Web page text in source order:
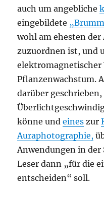
auch um angebliche
eingebildete
wohl am ehesten der
zuzuordnen ist, und
elektromagnetischer
Pflanzenwachstum.
darüber
könne undeines zur
Auraphotographie,
Anwendungen in der
Leser dann „für die
entscheiden“ soll.